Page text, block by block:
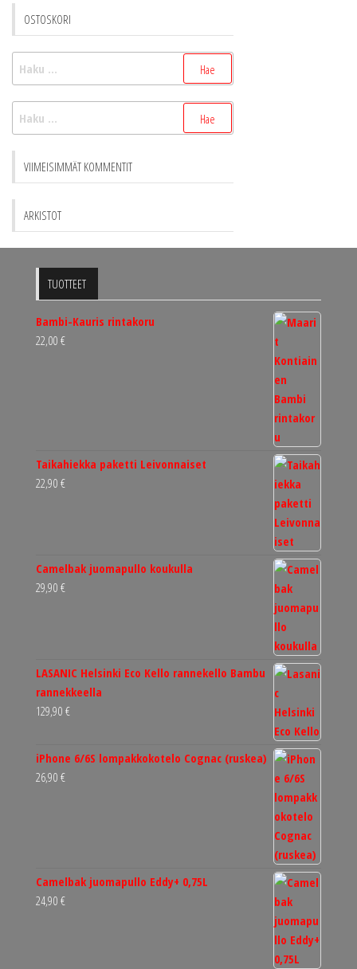
OSTOSKORI
VIIMEISIMMÄT KOMMENTIT
ARKISTOT
TUOTTEET
Bambi-Kauris rintakoru
22,00 €
Taikahiekka paketti Leivonnaiset
22,90 €
Camelbak juomapullo koukulla
29,90 €
LASANIC Helsinki Eco Kello rannekello Bambu
rannekkeella
129,90 €
iPhone 6/6S lompakkokotelo Cognac (ruskea)
26,90 €
Camelbak juomapullo Eddy+ 0,75L
24,90 €